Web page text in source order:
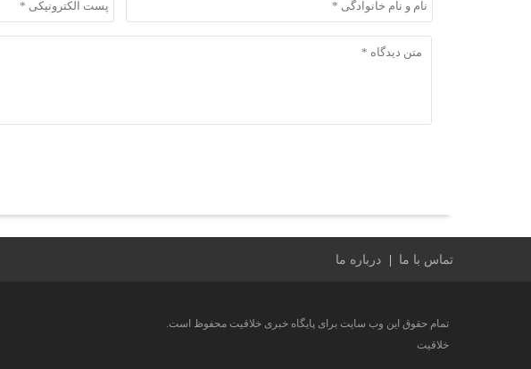
تماس با ما درباره ما
تمام حقوق این وب سایت برای پایگاه خبری خلاقیت محفوظ است.
خلاقیت